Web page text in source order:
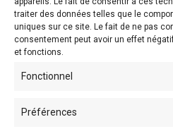
traiter des données telles que le
uniques sur ce site. Le fait de ne pas
consentement peut avoir un effet
et fonctions.
Fonctionnel
Préférences